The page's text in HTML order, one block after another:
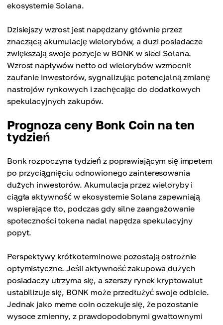
ekosystemie Solana.
Dzisiejszy wzrost jest napędzany głównie przez
znaczącą akumulację wielorybów, a duzi posiadacze
zwiększają swoje pozycje w BONK w sieci Solana.
Wzrost napływów netto od wielorybów wzmocnił
zaufanie inwestorów, sygnalizując potencjalną zmianę
nastrojów rynkowych i zachęcając do dodatkowych
spekulacyjnych zakupów.
Prognoza ceny Bonk Coin na ten
tydzień
Bonk rozpoczyna tydzień z poprawiającym się impetem
po przyciągnięciu odnowionego zainteresowania
dużych inwestorów. Akumulacja przez wieloryby i
ciągła aktywność w ekosystemie Solana zapewniają
wspierające tło, podczas gdy silne zaangażowanie
społeczności tokena nadal napędza spekulacyjny
popyt.
Perspektywy krótkoterminowe pozostają ostrożnie
optymistyczne. Jeśli aktywność zakupowa dużych
posiadaczy utrzyma się, a szerszy rynek kryptowalut
ustabilizuje się, BONK może przedłużyć swoje odbicie.
Jednak jako meme coin oczekuje się, że pozostanie
wysoce zmienny, z prawdopodobnymi gwałtownymi